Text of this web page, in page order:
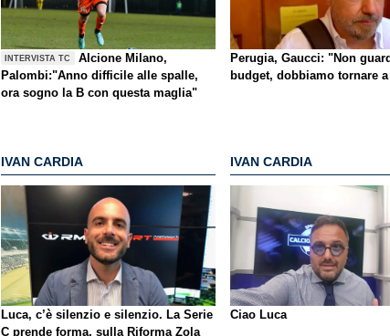
INTERVISTA TC
Alcione Milano,
Palombi:"Anno difficile alle spalle,
ora sogno la B con questa maglia"
Perugia, Gaucci: "Non
budget, dobbiamo tornare
IVAN CARDIA
Luca, c’è silenzio e silenzio. La Serie
C prende forma, sulla Riforma Zola
IVAN CARDIA
Ciao Luca